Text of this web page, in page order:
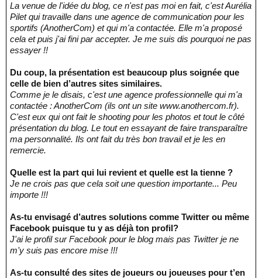
La venue de l'idée du blog, ce n'est pas moi en fait, c'est Aurélia
Pilet qui travaille dans une agence de communication pour les
sportifs (AnotherCom) et qui m'a contactée. Elle m'a proposé
cela et puis j'ai fini par accepter. Je me suis dis pourquoi ne pas
essayer !!
Du coup, la présentation est beaucoup plus soignée que
celle de bien d’autres sites similaires.
Comme je le disais, c'est une agence professionnelle qui m'a
contactée : AnotherCom (ils ont un site www.anothercom.fr).
C'est eux qui ont fait le shooting pour les photos et tout le côté
présentation du blog. Le tout en essayant de faire transparaître
ma personnalité. Ils ont fait du très bon travail et je les en
remercie.
Quelle est la part qui lui revient et quelle est la tienne ?
Je ne crois pas que cela soit une question importante... Peu
importe !!!
As-tu envisagé d’autres solutions comme Twitter ou même
Facebook puisque tu y as déjà ton profil?
J'ai le profil sur Facebook pour le blog mais pas Twitter je ne
m'y suis pas encore mise !!!
As-tu consulté des sites de joueurs ou joueuses pour t’en